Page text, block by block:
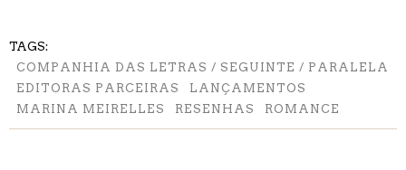
TAGS:
COMPANHIA DAS LETRAS / SEGUINTE / PARALELA
EDITORAS PARCEIRAS
LANÇAMENTOS
MARINA MEIRELLES
RESENHAS ROMANCE